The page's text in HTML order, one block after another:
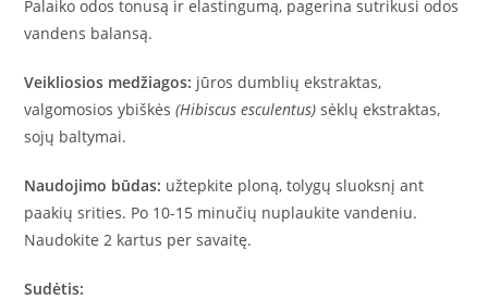
Palaiko odos tonusą ir elastingumą, pagerina sutrikusi odos
vandens balansą.
Veikliosios medžiagos: jūros dumblių ekstraktas,
valgomosios ybiškės(Hibiscus esculentus) sėklų ekstraktas,
sojų baltymai.
Naudojimo būdas: užtepkite ploną, tolygų sluoksnį ant
paakių srities. Po 10-15 minučių nuplaukite vandeniu.
Naudokite 2 kartus per savaitę.
Sudėtis: